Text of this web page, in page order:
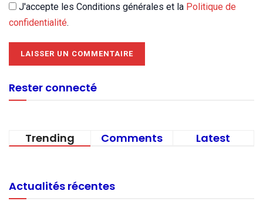
J'accepte les Conditions générales et la Politique de
confidentialité.
Rester connecté
Trending Comments Latest
Actualités récentes